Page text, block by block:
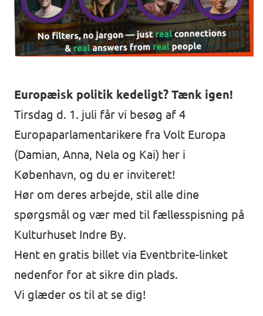
Europæisk politik kedeligt? Tænk igen!
Tirsdag d. 1. juli får vi besøg af 4
Europaparlamentarikere fra Volt Europa
(Damian, Anna, Nela og Kai) her i
København, og du er inviteret!
Hør om deres arbejde, stil alle dine
spørgsmål og vær med til fællesspisning på
Kulturhuset Indre By.
Hent en gratis billet via Eventbrite-linket
nedenfor for at sikre din plads.
Vi glæder os til at se dig!